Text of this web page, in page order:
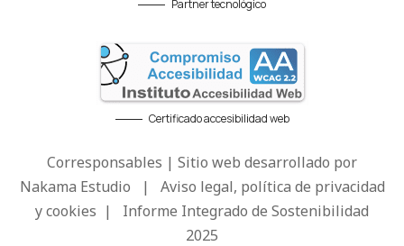
Partner tecnológico
Certificado accesibilidad web
Corresponsables | Sitio web desarrollado por
Nakama Estudio | Aviso legal, política de privacidad
y cookies | Informe Integrado de Sostenibilidad
2025